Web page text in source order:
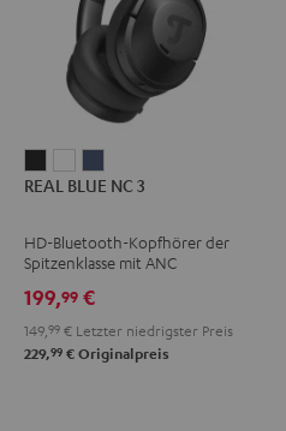
BLUE
3
Black
BLUE
3
White
BLUE
3
REAL BLUE NC 3
HD-Bluetooth-Kopfhörer der
Spitzenklasse mit ANC
199,99 €
149,99 € Letzter niedrigster Preis
229,99 € Originalpreis